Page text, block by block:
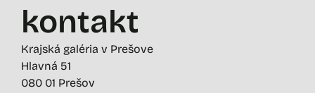
kontakt
Krajská galéria v Prešove
Hlavná 51
080 01 Prešov